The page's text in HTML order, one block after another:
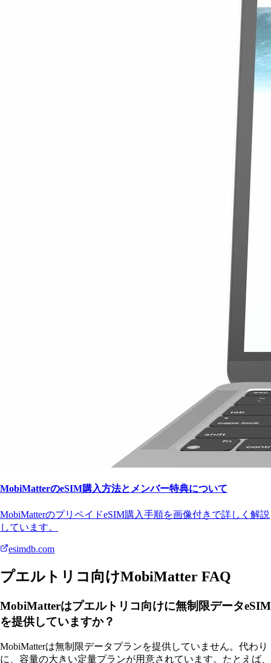
MobiMatterのeSIM購入方法とメンバー特典について
MobiMatterのプリペイドeSIM購入手順を画像付きで詳しく解説
しています。
esimdb.com
プエルトリコ向けMobiMatter FAQ
MobiMatterはプエルトリコ向けに無制限データeSIM
を提供していますか？
MobiMatterは無制限データプランを提供していません。代わり
に、容量の大きい定量プランが用意されています。たとえば、